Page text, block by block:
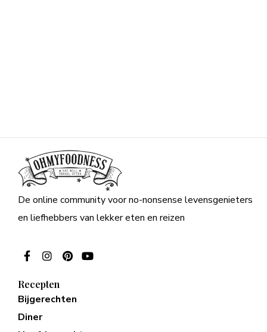
De online community voor no-nonsense levensgenieters
en liefhebbers van lekker eten en reizen
Recepten
Bijgerechten
Diner